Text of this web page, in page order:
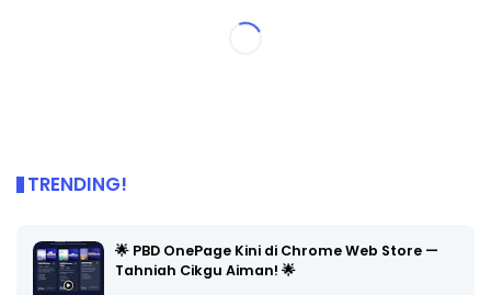
TRENDING!
🌟 PBD OnePage Kini di Chrome Web Store —
Tahniah Cikgu Aiman! 🌟